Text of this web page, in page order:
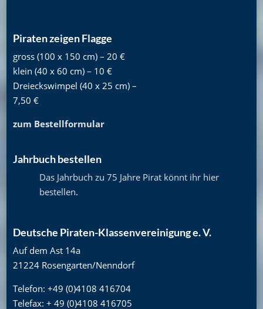
Piraten zeigen Flagge
gross (100 x 150 cm) – 20 €
klein (40 x 60 cm) – 10 €
Dreieckswimpel (40 x 25 cm) –
7,50 €
zum Bestellformular
Jahrbuch bestellen
Das Jahrbuch zu 75 Jahre Pirat könnt ihr hier
bestellen.
Deutsche Piraten-Klassenvereinigung e. V.
Auf dem Ast 14a
21224 Rosengarten/Nenndorf
Telefon: +49 (0)4108 416704
Telefax: + 49 (0)4108 416705